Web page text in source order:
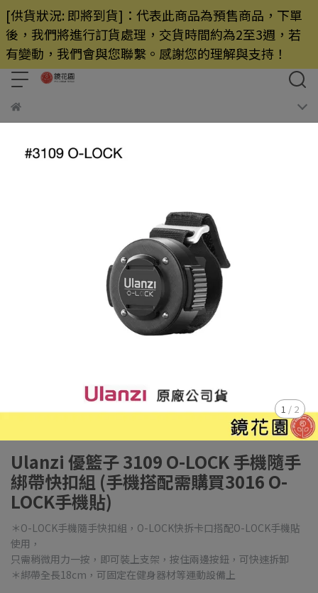
[供貨狀況: 即將到貨]：代表此商品為預售商品，下單
後，我們將進行訂貨處理，交貨時間約為2至3週，若
有變動，我們會與您聯繫。感謝您的理解與支持！
1 / 2
Ulanzi 優籃子 3109 O-LOCK 手機隨手
綁帶快扣組 (手機搭配需購買3016 O-
LOCK手機貼)
＊O-LOCK手機隨手快扣組，O-LOCK快拆卡口搭配O-LOCK手機貼
使用，
只需稍微用力一按，即可裝上支架，按住兩邊按鈕，可快速拆卸
＊綁帶全長18cm，可固定在健身器材等運動設備上